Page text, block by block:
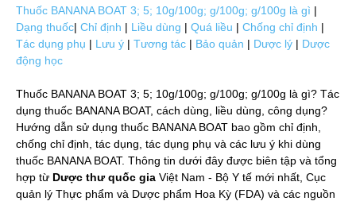
Thuốc BANANA BOAT 3; 5; 10g/100g; g/100g; g/100g là gì |
Dạng thuốc| Chỉ định | Liều dùng | Quá liều | Chống chỉ định |
Tác dụng phụ | Lưu ý | Tương tác | Bảo quản | Dược lý | Dược
động học
Thuốc BANANA BOAT 3; 5; 10g/100g; g/100g; g/100g là gì? Tác
dụng thuốc BANANA BOAT, cách dùng, liều dùng, công dụng?
Hướng dẫn sử dụng thuốc BANANA BOAT bao gồm chỉ định,
chống chỉ định, tác dụng, tác dụng phụ và các lưu ý khi dùng
thuốc BANANA BOAT. Thông tin dưới đây được biên tập và tổng
hợp từ Dược thư quốc gia Việt Nam - Bộ Y tế mới nhất, Cục
quản lý Thực phẩm và Dược phẩm Hoa Kỳ (FDA) và các nguồn